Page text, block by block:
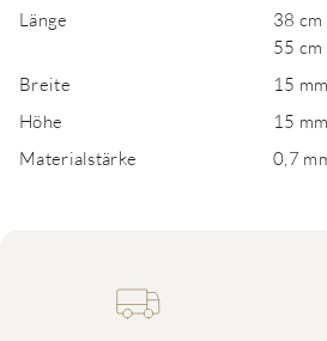
Länge
38 cm
55 cm
Breite
15
Höhe
15
Materialstärke
0,7